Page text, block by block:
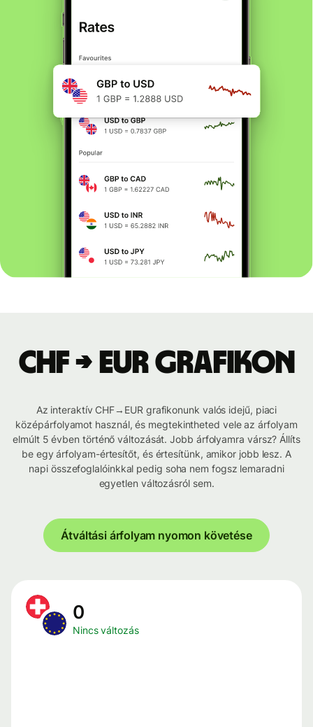
CHF → EUR grafikon
Az interaktív CHF→EUR grafikonunk valós idejű, piaci
középárfolyamot használ, és megtekintheted vele az árfolyam
elmúlt 5 évben történő változását. Jobb árfolyamra vársz? Állíts
be egy árfolyam-értesítőt, és értesítünk, amikor jobb lesz. A
napi összefoglalóinkkal pedig soha nem fogsz lemaradni
egyetlen változásról sem.
Átváltási árfolyam nyomon követése
0
Nincs változás